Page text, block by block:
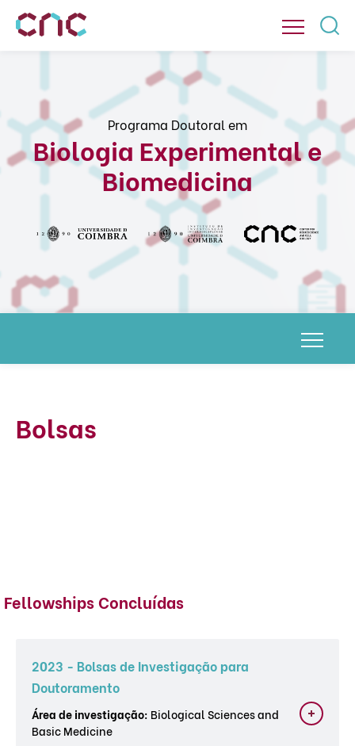
Programa Doutoral em
Biologia Experimental e
Biomedicina
Bolsas
Fellowships Concluídas
2023 - Bolsas de Investigação para
Doutoramento
Área de investigação: Biological Sciences and
Basic Medicine